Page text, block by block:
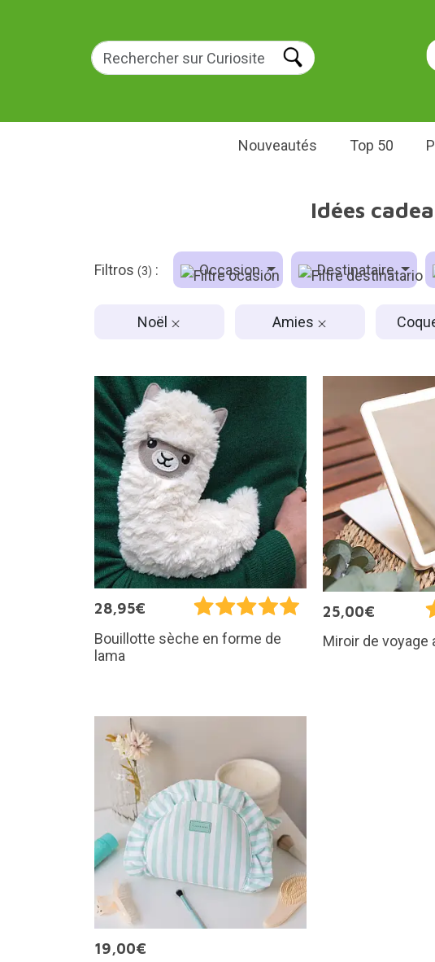
Nouveautés Top 50
Idées
Filtros (3) : Occasion Destinataire
Noël Amies
28,95€
Bouillotte sèche en forme de
lama
25,00€
Miroir de voyage
19,00€